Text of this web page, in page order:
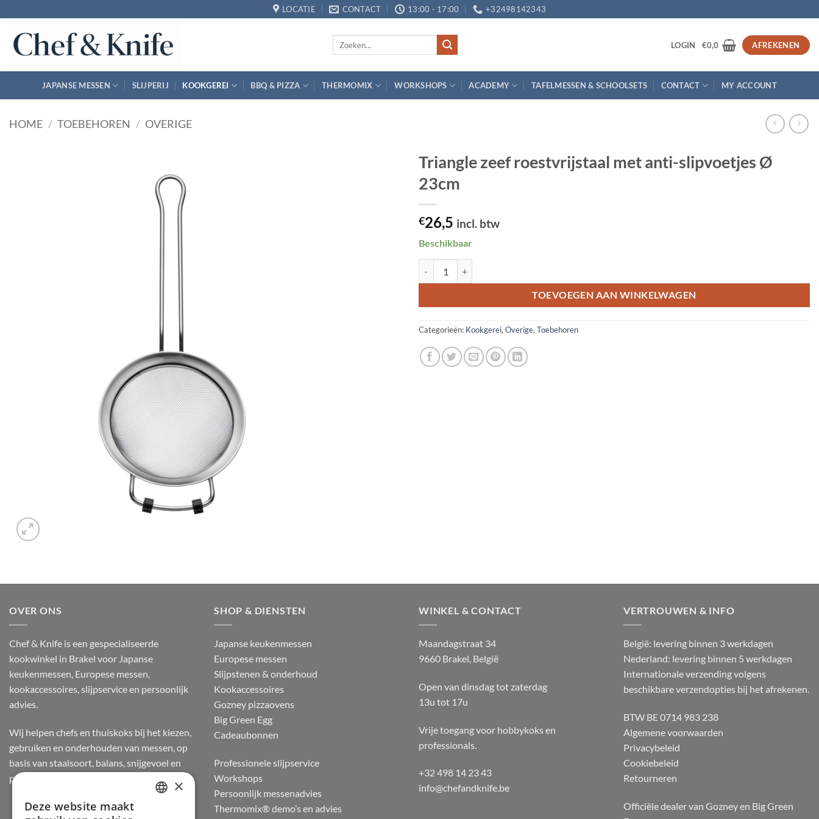
naar
inhoud
LOCATIE CONTACT 13:00 - 17:00 +32498142343
LOGIN €0,0 AFREKENEN
JAPANSE MESSEN SLIJPERIJ KOOKGEREI BBQ & PIZZA THERMOMIX WORKSHOPS ACADEMY TAFELMESSEN & SCHOOLSETS CONTACT MY ACCOUNT
HOME / TOEBEHOREN / OVERIGE
Triangle zeef roestvrijstaal met anti-slipvoetjes Ø
23cm
€26,5 incl. btw
Beschikbaar
TOEVOEGEN AAN WINKELWAGEN
Categorieën: Kookgerei, Overige, Toebehoren
OVER ONS
Chef & Knife is een gespecialiseerde
kookwinkel in Brakel voor Japanse
keukenmessen, Europese messen,
kookaccessoires, slijpservice en persoonlijk
advies.
Wij helpen chefs en thuiskoks bij het kiezen,
gebruiken en onderhouden van messen, op
basis van staalsoort, balans, snijgevoel en
praktijkervaring.
SHOP & DIENSTEN
Japanse keukenmessen
Europese messen
Slijpstenen & onderhoud
Kookaccessoires
Gozney pizzaovens
Big Green Egg
Cadeaubonnen
Professionele slijpservice
Workshops
Persoonlijk messenadvies
Thermomix® demo’s en advies
WINKEL & CONTACT
Maandagstraat 34
9660 Brakel, België
Open van dinsdag tot zaterdag
13u tot 17u
Vrije toegang voor hobbykoks en
professionals.
+32 498 14 23 43
info@chefandknife.be
VERTROUWEN & INFO
België: levering binnen 3 werkdagen
Nederland: levering binnen 5 werkdagen
Internationale verzending volgens
beschikbare verzendopties bij het afrekenen.
BTW BE 0714 983 238
Algemene voorwaarden
Privacybeleid
Cookiebeleid
Retourneren
Officiële dealer van Gozney en Big Green
×
Deze website maakt